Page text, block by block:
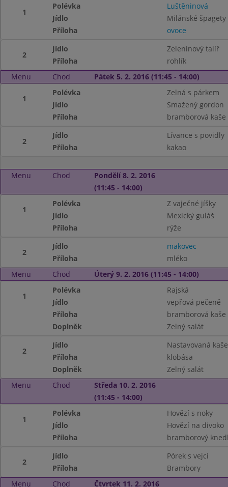
1
Polévka
Luštěninová
Jídlo
Milánské špagety
Příloha
ovoce
2
Jídlo
Zeleninový talíř
Příloha
rohlík
Menu
Chod Pátek 5. 2. 2016 (11:45 - 14:00)
1
Polévka
Zelná s párkem
Jídlo
Smažený gordon
Příloha
bramborová kaše
2
Jídlo
Lívance s povidly
Příloha
kakao
Menu Chod
Pondělí 8. 2. 2016
(11:45 - 14:00)
1
Polévka
Z vaječné jíšky
Jídlo
Mexický guláš
Příloha
rýže
2
Jídlo
makovec
Příloha
mléko
Menu
Chod Úterý 9. 2. 2016 (11:45 - 14:00)
1
Polévka
Rajská
Jídlo
vepřová pečeně
Příloha
bramborová kaše
Doplněk
Zelný salát
2
Jídlo
Nastavovaná kaše
Příloha
klobása
Doplněk
Zelný salát
Menu
Chod
Středa 10. 2. 2016
(11:45 - 14:00)
1
Polévka
Hovězí s noky
Jídlo
Hovězí na divoko
Příloha
bramborový
2
Jídlo
Pórek s vejci
Příloha
Brambory
Menu
Chod
Čtvrtek 11. 2. 2016